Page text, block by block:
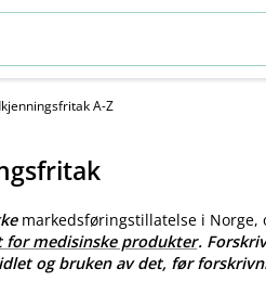
A-Z
markedsføringstillatelse i Norge,
for medisinske produkter.
og bruken av det, før